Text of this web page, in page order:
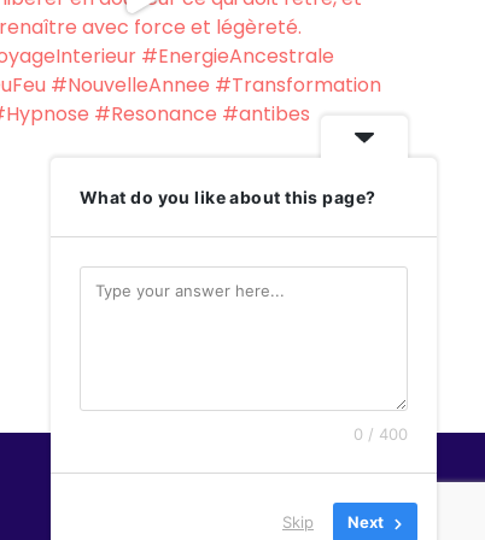
What do you like about this page?
0 / 400
Skip Next